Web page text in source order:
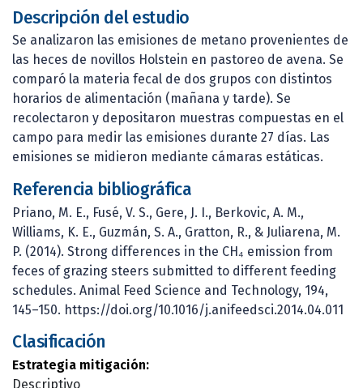
Descripción del estudio
Se analizaron las emisiones de metano provenientes de
las heces de novillos Holstein en pastoreo de avena. Se
comparó la materia fecal de dos grupos con distintos
horarios de alimentación (mañana y tarde). Se
recolectaron y depositaron muestras compuestas en el
campo para medir las emisiones durante 27 días. Las
emisiones se midieron mediante cámaras estáticas.
Referencia bibliográfica
Priano, M. E., Fusé, V. S., Gere, J. I., Berkovic, A. M.,
Williams, K. E., Guzmán, S. A., Gratton, R., & Juliarena, M.
P. (2014). Strong differences in the CH₄ emission from
feces of grazing steers submitted to different feeding
schedules. Animal Feed Science and Technology, 194,
145–150. https://doi.org/10.1016/j.anifeedsci.2014.04.011
Clasificación
Estrategia mitigación:
Descriptivo